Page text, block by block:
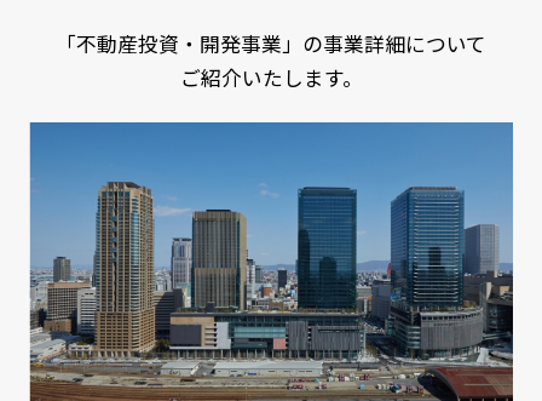
「不動産投資・開発事業」の事業詳細について
ご紹介いたします。